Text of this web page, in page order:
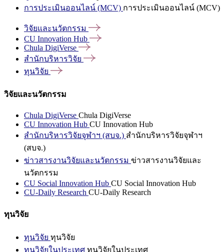
การประเมินออนไลน์ (MCV) การประเมินออนไลน์ (MCV)
วิจัยและนวัตกรรม
CU Innovation Hub
Chula DigiVerse
สำนักบริหารวิจัย
ทุนวิจัย
วิจัยและนวัตกรรม
Chula DigiVerse Chula DigiVerse
CU Innovation Hub CU Innovation Hub
สำนักบริหารวิจัยจุฬาฯ (สบจ.) สำนักบริหารวิจัยจุฬาฯ
(สบจ.)
ข่าวสารงานวิจัยและนวัตกรรม ข่าวสารงานวิจัยและ
นวัตกรรม
CU Social Innovation Hub CU Social Innovation Hub
CU-Daily Research CU-Daily Research
ทุนวิจัย
ทุนวิจัย ทุนวิจัย
ทุนวิจัยในประเทศ ทุนวิจัยในประเทศ